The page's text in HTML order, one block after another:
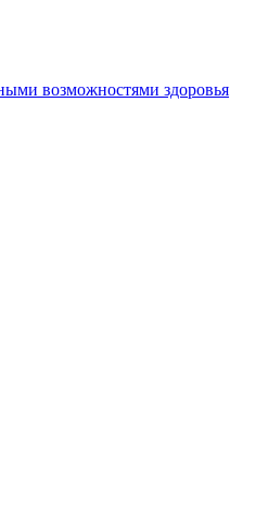
возможностями здоровья